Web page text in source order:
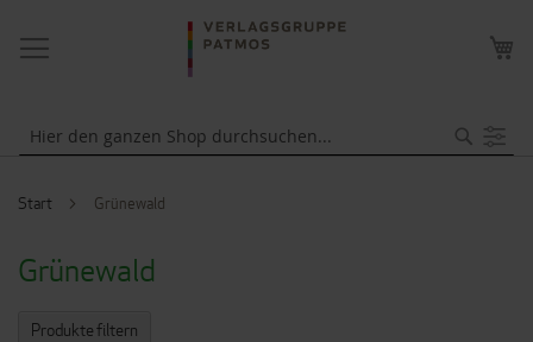
NAVIGATION
UMSCHALTEN
Start Grünewald
Grünewald
Produkte filtern